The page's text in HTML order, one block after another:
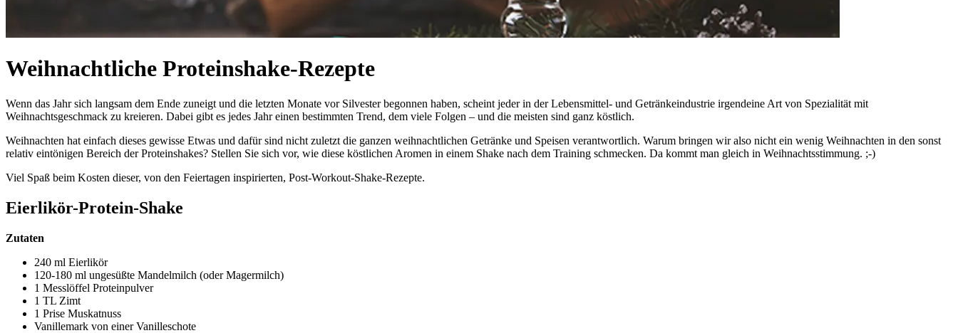
Weihnachtliche Proteinshake-Rezepte
Wenn das Jahr sich langsam dem Ende zuneigt und die letzten Monate vor Silvester begonnen haben, scheint jeder in der Lebensmittel- und Getränkeindustrie irgendeine Art von Spezialität mit
Weihnachtsgeschmack zu kreieren. Dabei gibt es jedes Jahr einen bestimmten Trend, dem viele Folgen – und die meisten sind ganz köstlich.
Weihnachten hat einfach dieses gewisse Etwas und dafür sind nicht zuletzt die ganzen weihnachtlichen Getränke und Speisen verantwortlich. Warum bringen wir also nicht ein wenig Weihnachten in den sonst
relativ eintönigen Bereich der Proteinshakes? Stellen Sie sich vor, wie diese köstlichen Aromen in einem Shake nach dem Training schmecken. Da kommt man gleich in Weihnachtsstimmung. ;-)
Viel Spaß beim Kosten dieser, von den Feiertagen inspirierten, Post-Workout-Shake-Rezepte.
Eierlikör-Protein-Shake
Zutaten
240 ml Eierlikör
120-180 ml ungesüßte Mandelmilch (oder Magermilch)
1 Messlöffel Proteinpulver
1 TL Zimt
1 Prise Muskatnuss
Vanillemark von einer Vanilleschote